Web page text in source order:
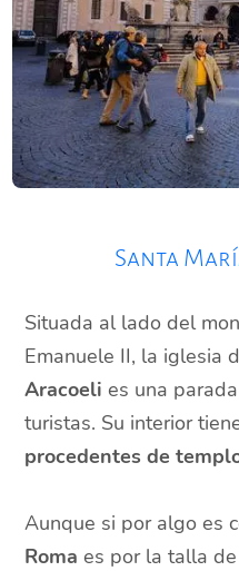
Santa
Situada al lado del
Emanuele II, la iglesia
Aracoeli es una
turistas. Su interior
procedentes de
Aunque si por algo es
Roma es por la talla